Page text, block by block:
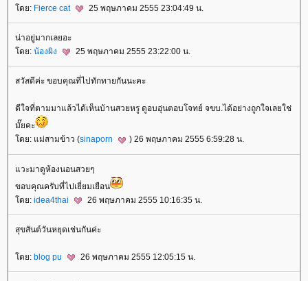
ดย: Fierce cat 25 พฤษภาคม 2555 23:04:49 น.
น่าอยู่มากเลยอะ
ดย: น้องผิง 25 พฤษภาคม 2555 23:22:00 น.
สวัสดีค่ะ ขอบคุณที่ไปทักทายกันนะคะ
ดีใจที่ตามมาแล้วได้เห็นบ้านสวยหรู ดูอบอุ่นตอบโจทย์ จขบ.ได้อย่างถูกใจเลยใช่
มั๊ยคะ
ดย: แม่สามข้าว (sinaporn ) 26 พฤษภาคม 2555 6:59:28 น.
วะมาดูห้องนอนสวยๆ
ขอบคุณครับที่ไปเยี่ยมเยือน
ดย: idea4thai 26 พฤษภาคม 2555 10:16:35 น.
สุขสันต์วันหยุดเช่นกันค่ะ
ดย: blog pu 26 พฤษภาคม 2555 12:05:15 น.